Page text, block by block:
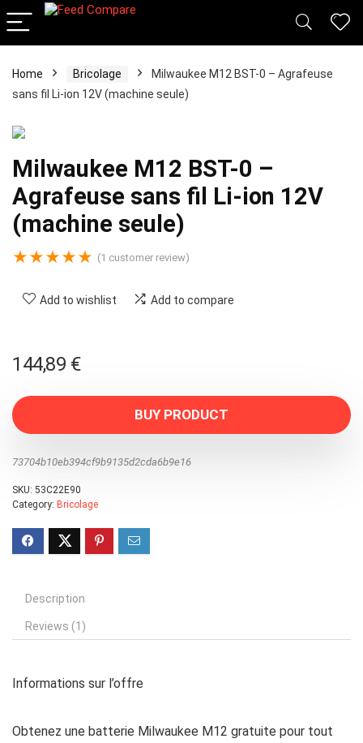
Home Bricolage
Milwaukee M12 BST-0 – Agrafeuse
sans fil Li-ion 12V (machine seule)
Milwaukee M12 BST-0 –
Agrafeuse sans fil Li-ion 12V
(machine seule)
★★★★★ (1 customer review)
Add to wishlist Add to compare
144,89 €
BUY PRODUCT
73704b10eb394cf9b9135d2cda6b9e16
SKU: 53C22E90
Category: Bricolage
Description
Reviews (1)
Informations sur l’offre
Obtenez une batterie Milwaukee M12 gratuite pour tout